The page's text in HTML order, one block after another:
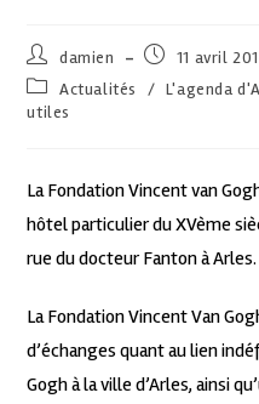
damien
11 avril
Actualités
/ L'agenda
utiles
La Fondation Vincent van
hôtel particulier du XVème
rue du docteur Fanton à Arles.
La Fondation Vincent Van
d’échanges quant au lien
Gogh à la ville d’Arles, ainsi